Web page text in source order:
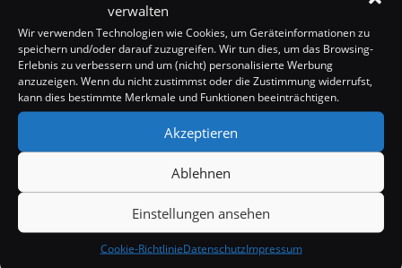
verwalten
Wir verwenden Technologien wie Cookies, um Geräteinformationen zu
speichern und/oder darauf zuzugreifen. Wir tun dies, um das Browsing-
Erlebnis zu verbessern und um (nicht) personalisierte Werbung
anzuzeigen. Wenn du nicht zustimmst oder die Zustimmung widerrufst,
kann dies bestimmte Merkmale und Funktionen beeinträchtigen.
Akzeptieren
Ablehnen
Einstellungen ansehen
Cookie-RichtlinieDatenschutzImpressum
DAS KÖNNTE DIR AUCH GEFALLEN